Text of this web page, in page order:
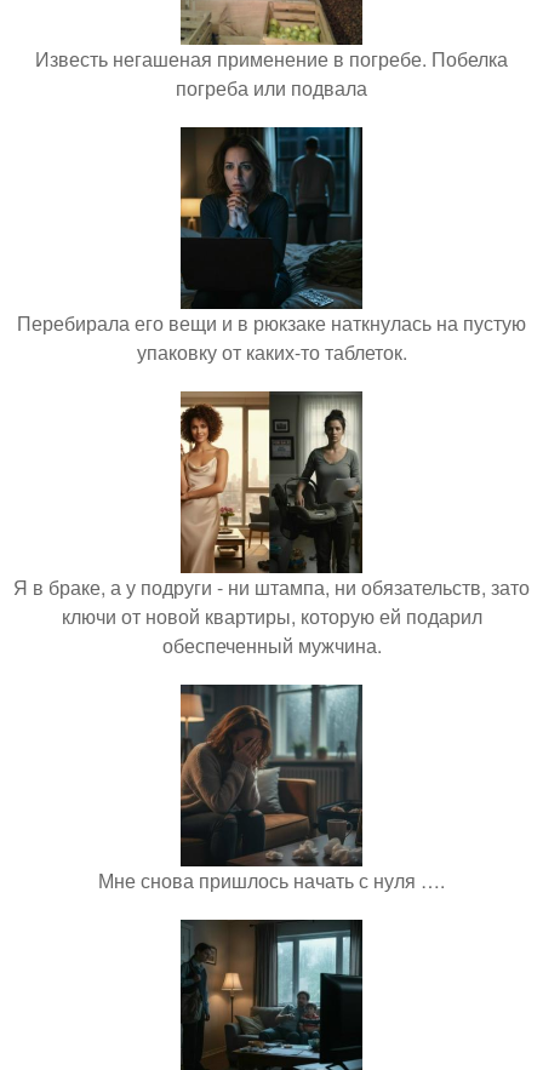
Известь негашеная применение в погребе. Побелка
погреба или подвала
Перебирала его вещи и в рюкзаке наткнулась на пустую
упаковку от каких-то таблеток.
Я в браке, а у подруги - ни штампа, ни обязательств, зато
ключи от новой квартиры, которую ей подарил
обеспеченный мужчина.
Мне снова пришлось начать с нуля ….